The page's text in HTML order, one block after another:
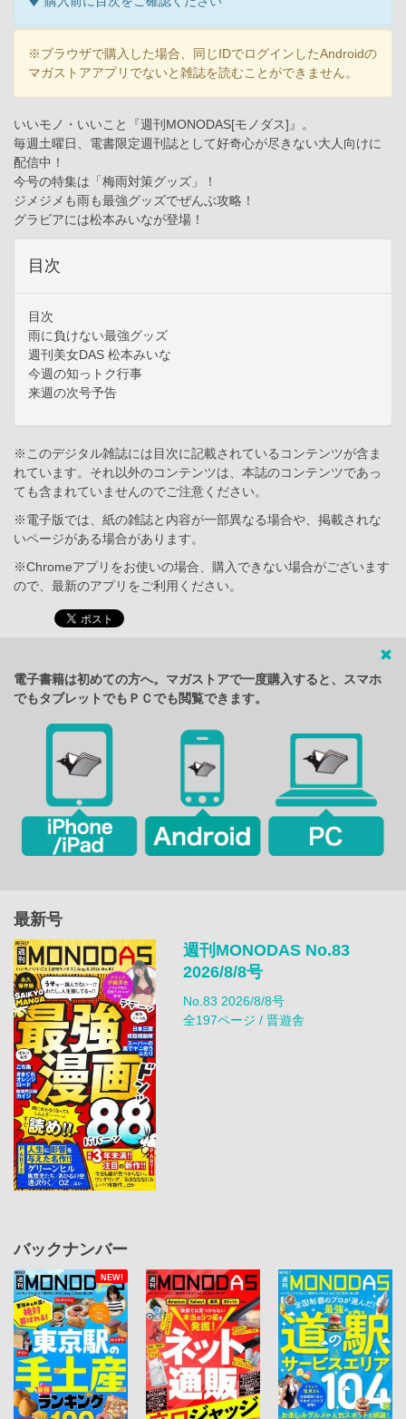
※ブラウザで購入した場合、同じIDでログインしたAndroidの
マガストアアプリでないと雑誌を読むことができません。
いいモノ・いいこと『週刊MONODAS[モノダス]』。
毎週土曜日、電書限定週刊誌として好奇心が尽きない大人向けに
配信中！
今号の特集は「梅雨対策グッズ」！
ジメジメも雨も最強グッズでぜんぶ攻略！
グラビアには松本みいなが登場！
目次
目次
雨に負けない最強グッズ
週刊美女DAS 松本みいな
今週の知っトク行事
来週の次号予告
※このデジタル雑誌には目次に記載されているコンテンツが含ま
れています。それ以外のコンテンツは、本誌のコンテンツであっ
ても含まれていませんのでご注意ください。
※電子版では、紙の雑誌と内容が一部異なる場合や、掲載されな
いページがある場合があります。
※Chromeアプリをお使いの場合、購入できない場合がございます
ので、最新のアプリをご利用ください。
電子書籍は初めての方へ。マガストアで一度購入すると、スマホ
でもタブレットでもＰＣでも閲覧できます。
最新号
週刊MONODAS No.83
2026/8/8号
No.83 2026/8/8号
全197ページ / 晋遊舎
バックナンバー
NEW!